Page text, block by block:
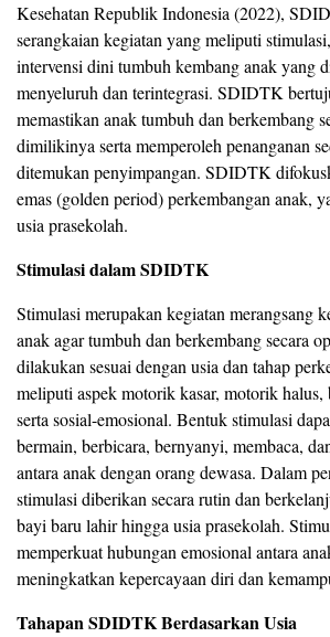
Kesehatan Republik Indonesia (2022),
serangkaian kegiatan yang meliputi
intervensi dini tumbuh kembang anak yang
menyeluruh dan terintegrasi. SDIDTK
memastikan anak tumbuh dan berkembang
dimilikinya serta memperoleh penanganan
ditemukan penyimpangan. SDIDTK
emas (golden period) perkembangan anak,
usia prasekolah.
Stimulasi dalam SDIDTK
Stimulasi merupakan kegiatan merangsang
anak agar tumbuh dan berkembang secara
dilakukan sesuai dengan usia dan tahap
meliputi aspek motorik kasar, motorik halus,
serta sosial-emosional. Bentuk stimulasi
bermain, berbicara, bernyanyi, membaca,
antara anak dengan orang dewasa. Dalam
stimulasi diberikan secara rutin dan
bayi baru lahir hingga usia prasekolah.
memperkuat hubungan emosional antara
meningkatkan kepercayaan diri dan
Tahapan SDIDTK Berdasarkan Usia